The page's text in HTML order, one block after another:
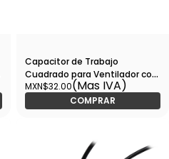
Capacitor de Trabajo
Cuadrado para Ventilador con
Cables 3UF, 250V -
CTRVC25V03
MXN$32.00(Mas IVA)
COMPRAR